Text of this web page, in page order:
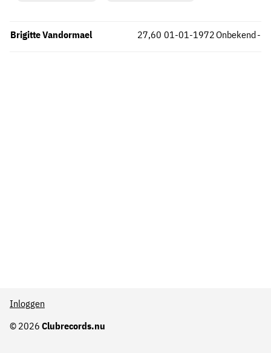
Brigitte Vandormael Onbekend
27,60 -
01-01-1972
© 2026 Clubrecords.nu
Inloggen